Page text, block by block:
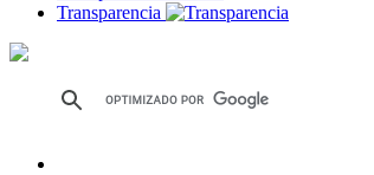
Transparencia